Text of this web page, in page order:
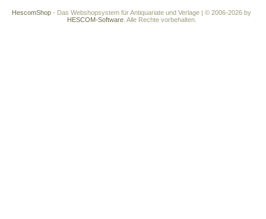
HescomShop - Das Webshopsystem für Antiquariate und Verlage | © 2006-2026 by
HESCOM-Software. Alle Rechte vorbehalten.